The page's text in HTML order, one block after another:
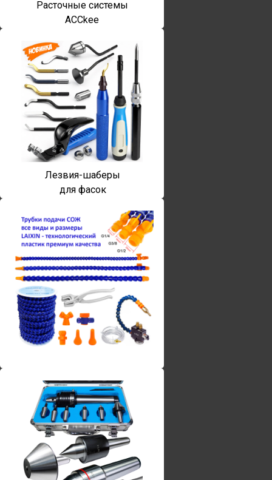
Расточные системы
ACCkee
Лезвия-шаберы
для фасок
Винты torx